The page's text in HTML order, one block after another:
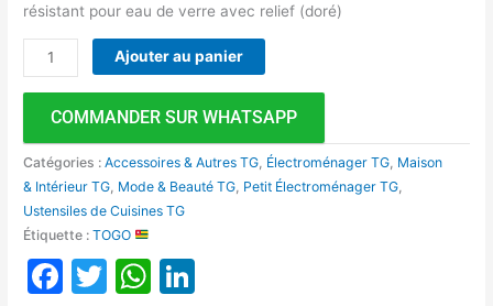
résistant pour eau de verre avec relief (doré)
Ajouter au panier
COMMANDER SUR WHATSAPP
Catégories :Accessoires & Autres TG Électroménager TG Maison
& Intérieur TG Mode & Beauté TG Petit Électroménager TG
Ustensiles de Cuisines TG
Étiquette :TOGO
Facebook
TwitterWhatsApp